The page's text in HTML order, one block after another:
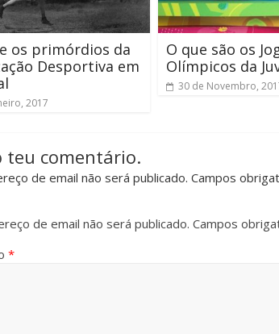
os primórdios da
Desportiva em
2017
O que são os
Olímpicos da
30 de Novembro,
teu comentário.
de email não será publicado. Campos
de email não será publicado. Campos
*